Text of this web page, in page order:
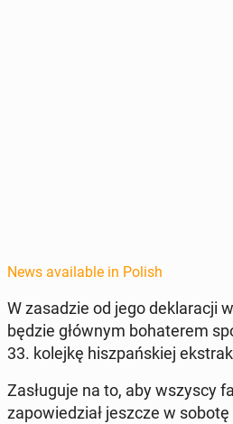
News available in Polish
W za­sadzie od jego deklaracji
będzie głównym bo­haterem
33. kolejkę hisz­pańskiej
Za­sługu­je na to, aby wszyscy
za­powiedzi­ał jeszcze w